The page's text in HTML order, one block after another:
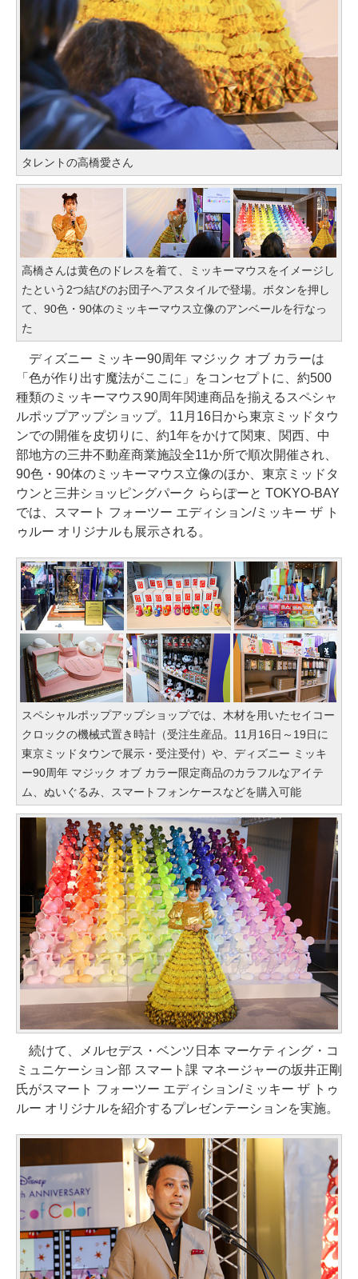
タレントの高橋愛さん
高橋さんは黄色のドレスを着て、ミッキーマウスをイメージし
たという2つ結びのお団子ヘアスタイルで登場。ボタンを押し
て、90色・90体のミッキーマウス立像のアンベールを行なっ
た
ディズニー ミッキー90周年 マジック オブ カラーは
「色が作り出す魔法がここに」をコンセプトに、約500
種類のミッキーマウス90周年関連商品を揃えるスペシャ
ルポップアップショップ。11月16日から東京ミッドタウ
ンでの開催を皮切りに、約1年をかけて関東、関西、中
部地方の三井不動産商業施設全11か所で順次開催され、
90色・90体のミッキーマウス立像のほか、東京ミッドタ
ウンと三井ショッピングパーク ららぽーと TOKYO-BAY
では、スマート フォーツー エディション/ミッキー ザ ト
ゥルー オリジナルも展示される。
スペシャルポップアップショップでは、木材を用いたセイコー
クロックの機械式置き時計（受注生産品。11月16日～19日に
東京ミッドタウンで展示・受注受付）や、ディズニー ミッキ
ー90周年 マジック オブ カラー限定商品のカラフルなアイテ
ム、ぬいぐるみ、スマートフォンケースなどを購入可能
続けて、メルセデス・ベンツ日本 マーケティング・コ
ミュニケーション部 スマート課 マネージャーの坂井正剛
氏がスマート フォーツー エディション/ミッキー ザ トゥ
ルー オリジナルを紹介するプレゼンテーションを実施。